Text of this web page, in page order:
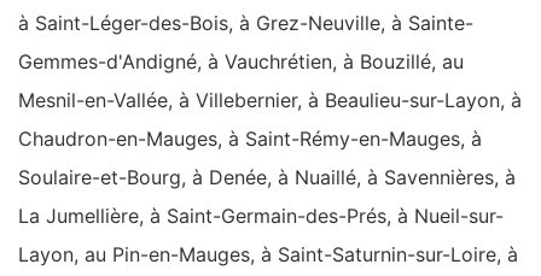
à Saint-Léger-des-Bois, à Grez-Neuville, à Sainte-
Gemmes-d'Andigné, à Vauchrétien, à Bouzillé, au
Mesnil-en-Vallée, à Villebernier, à Beaulieu-sur-Layon, à
Chaudron-en-Mauges, à Saint-Rémy-en-Mauges, à
Soulaire-et-Bourg, à Denée, à Nuaillé, à Savennières, à
La Jumellière, à Saint-Germain-des-Prés, à Nueil-sur-
Layon, au Pin-en-Mauges, à Saint-Saturnin-sur-Loire, à